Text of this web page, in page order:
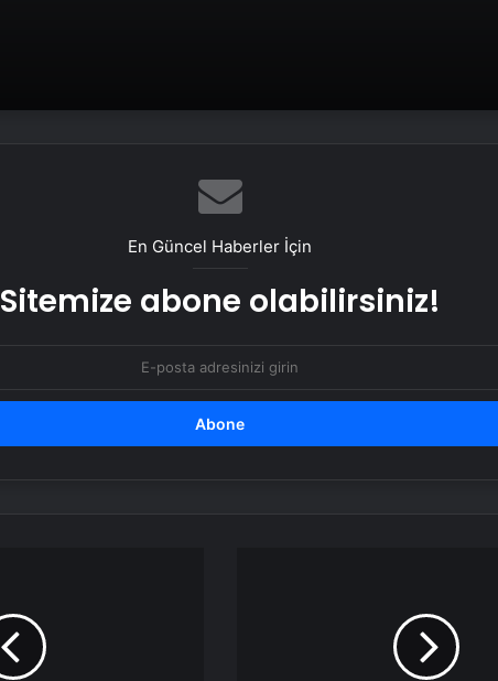
Dünya barışında
Dikkat! Meteoroloji
il için kuvvetli
En Güncel Haberler İçin
Sitemize abone olabilirsiniz!